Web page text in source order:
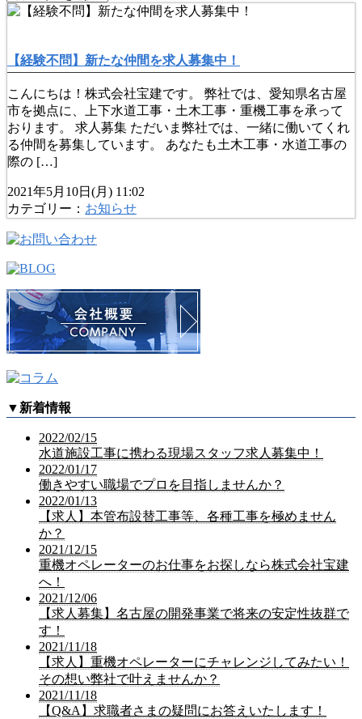
【経験不問】新たな仲間を求人募集中！
こんにちは！株式会社宝建です。 弊社では、愛知県名古屋
市を拠点に、上下水道工事・土木工事・重機工事を承って
おります。 求人募集 ただいま弊社では、一緒に働いてくれ
る仲間を募集しています。 あなたも土木工事・水道工事の
際の […]
2021年5月10日(月) 11:02
カテゴリー： お知らせ
▼ 新着情報
2022/02/15
水道施設工事に携わる現場スタッフ求人募集中！
2022/01/17
働きやすい職場でプロを目指しませんか？
2022/01/13
【求人】本管布設替工事等、各種工事を極めません
か？
2021/12/15
重機オペレーターのお仕事をお探しなら株式会社宝建
へ！
2021/12/06
【求人募集】名古屋の開発事業で将来の安定性抜群で
す！
2021/11/18
【求人】重機オペレーターにチャレンジしてみたい！
その想い弊社で叶えませんか？
2021/11/18
【Q&A】求職者さまの疑問にお答えいたします！